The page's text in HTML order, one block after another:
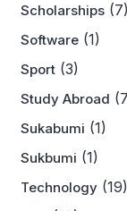
Scholarships (7)
Software (1)
Sport (3)
Study Abroad
Sukabumi (1)
Sukbumi (1)
Technology (19)